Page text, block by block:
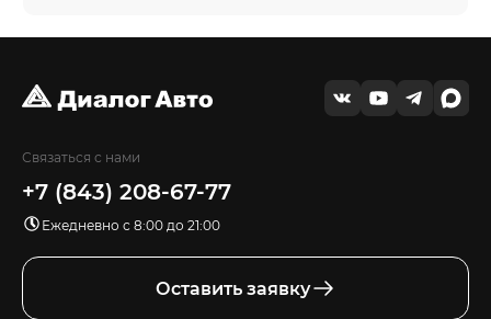
Связаться с нами
+7 (843) 208-67-77
Ежедневно с 8:00 до 21:00
Оставить заявку